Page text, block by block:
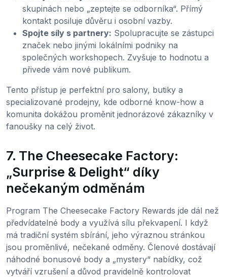
skupinách nebo „zeptejte se odborníka“. Přímý
kontakt posiluje důvěru i osobní vazby.
Spojte síly s partnery: Spolupracujte se zástupci
značek nebo jinými lokálními podniky na
společných workshopech. Zvyšuje to hodnotu a
přivede vám nové publikum.
Tento přístup je perfektní pro salony, butiky a
specializované prodejny, kde odborné know-how a
komunita dokážou proměnit jednorázové zákazníky v
fanoušky na celý život.
7. The Cheesecake Factory:
„Surprise & Delight“ díky
nečekaným odměnám
Program The Cheesecake Factory Rewards jde dál než
předvídatelné body a využívá sílu překvapení. I když
má tradiční systém sbírání, jeho výraznou stránkou
jsou proměnlivé, nečekané odměny. Členové dostávají
náhodné bonusové body a „mystery“ nabídky, což
vytváří vzrušení a důvod pravidelně kontrolovat